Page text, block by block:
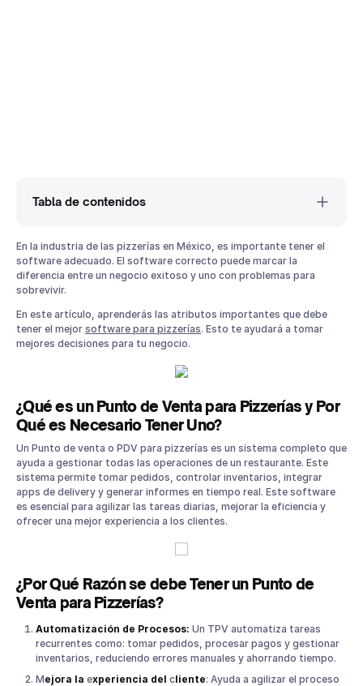
Tabla de contenidos
¿Qué es un Punto de Venta para Pizzerías y Por Qué es
Necesario Tener Uno?
¿Por Qué Razón se debe Tener un Punto de Venta para
Pizzerías?
¿Qué Características debe tener el Mejor Software para
Pizzerías?
1. Integración con Delivery Apps
2. Terminal de Pago Inteligente
4. Menu Maker Remoto
5. Sistemas Operativos Modernos (Pantallas Android)
6. Manejo Fácil de Inventarios
7. Gestión de Empleados
8. Reportes y Análisis
9. Programas de Fidelización
¿Cuál es el Mejor Software para tu Pizzería?
Parrot Software: La Solución Perfecta para tu Pizzería
En la industria de las pizzerías en México, es importante tener el
software adecuado. El software correcto puede marcar la
diferencia entre un negocio exitoso y uno con problemas para
sobrevivir.
En este artículo, aprenderás las atributos importantes que debe
tener el mejor software para pizzerías. Esto te ayudará a tomar
mejores decisiones para tu negocio.
¿Qué es un Punto de Venta para Pizzerías y Por
Qué es Necesario Tener Uno?
Un Punto de venta o PDV para pizzerías es un sistema completo que
ayuda a gestionar todas las operaciones de un restaurante. Este
sistema permite tomar pedidos, controlar inventarios, integrar
apps de delivery y generar informes en tiempo real. Este software
es esencial para agilizar las tareas diarias, mejorar la eficiencia y
ofrecer una mejor experiencia a los clientes.
¿Por Qué Razón se debe Tener un Punto de
Venta para Pizzerías?
Automatización de Procesos: Un TPV automatiza tareas
recurrentes como: tomar pedidos, procesar pagos y gestionar
inventarios, reduciendo errores manuales y ahorrando tiempo.
Mejora la experiencia del cliente: Ayuda a agilizar el proceso